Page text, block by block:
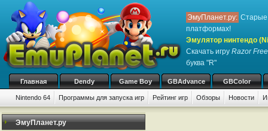
ЭмуПланет.ру: Старые
платформах!
Эмулятор нинтендо
Скачать игру Razor
буква "R"
Главная Dendy Game Boy GBAdvance GBColor
Nintendo 64 Программы для запуска игр Рейтинг игр Обзоры Новости
ЭмуПланет.ру